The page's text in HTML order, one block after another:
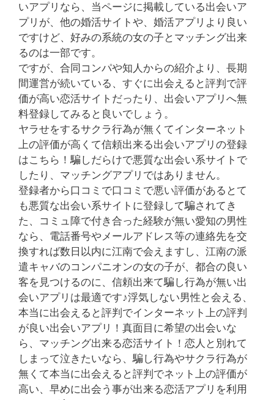
いアプリなら、当ページに掲載している出会いア
プリが、他の婚活サイトや、婚活アプリより良い
ですけど、好みの系統の女の子とマッチング出来
るのは一部です。
ですが、合同コンパや知人からの紹介より、長期
間運営が続いている、すぐに出会えると評判で評
価が高い恋活サイトだったり、出会いアプリへ無
料登録してみると良いでしょう。
ヤラせをするサクラ行為が無くてインターネット
上の評価が高くて信頼出来る出会いアプリの登録
はこちら！騙しだらけで悪質な出会い系サイトで
したり、マッチングアプリではありません。
登録者から口コミで口コミで悪い評価があるとて
も悪質な出会い系サイトに登録して騙されてき
た、コミュ障で付き合った経験が無い愛知の男性
なら、電話番号やメールアドレス等の連絡先を交
換すれば数日以内に江南で会えますし、江南の派
遣キャバのコンパニオンの女の子が、都合の良い
客を見つけるのに、信頼出来て騙し行為が無い出
会いアプリは最適です♪浮気しない男性と会える、
本当に出会えると評判でインターネット上の評判
が良い出会いアプリ！真面目に希望の出会いな
ら、マッチング出来る恋活サイト！恋人と別れて
しまって泣きたいなら、騙し行為やサクラ行為が
無くて本当に出会えると評判でネット上の評価が
高い、早めに出会う事が出来る恋活アプリを利用